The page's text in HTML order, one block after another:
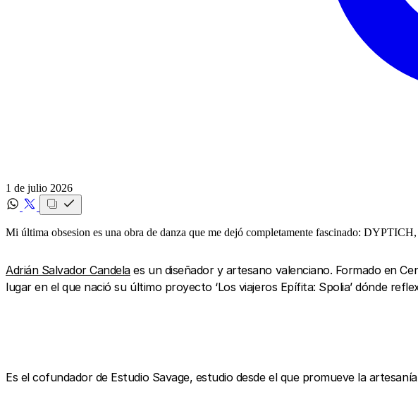
1 de julio 2026
Mi última obsesion es una obra de danza que me dejó completamente fascinado:
Adrián Salvador Candelaes un diseñador y artesano valenciano. Formado en
lugar en el que nació su último proyecto ‘Los viajeros Epífita: Spolia’ dónde
Es el cofundador de Estudio Savage, estudio desde el que promueve la